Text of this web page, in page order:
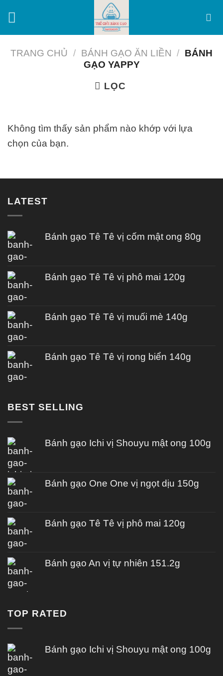
content
TRANG CHỦ / BÁNH GẠO ĂN LIỀN / BÁNH
GẠO YAPPY
LỌC
Không tìm thấy sản phẩm nào khớp với lựa
chọn của bạn.
LATEST
Bánh gạo Tê Tê vị cốm mật ong 80g
Bánh gạo Tê Tê vị phô mai 120g
Bánh gạo Tê Tê vị muối mè 140g
Bánh gạo Tê Tê vị rong biển 140g
BEST SELLING
Bánh gạo Ichi vị Shouyu mật ong 100g
Bánh gạo One One vị ngọt dịu 150g
Bánh gạo Tê Tê vị phô mai 120g
Bánh gạo An vị tự nhiên 151.2g
TOP RATED
Bánh gạo Ichi vị Shouyu mật ong 100g